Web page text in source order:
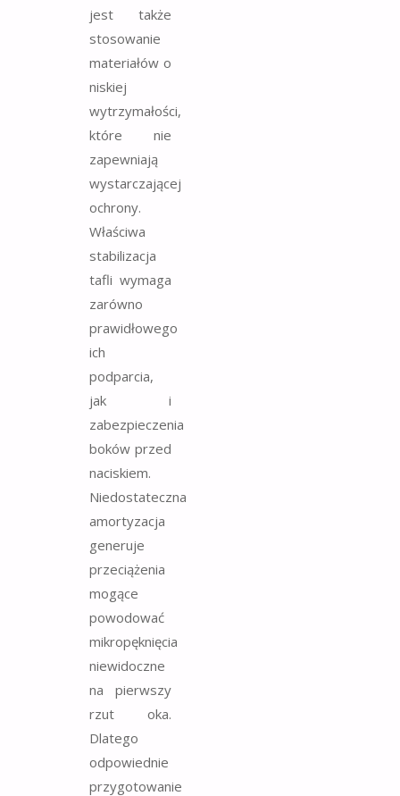
jest także
stosowanie
materiałów o
niskiej
wytrzymałości,
które nie
zapewniają
wystarczającej
ochrony.
Właściwa
stabilizacja
tafli wymaga
zarówno
prawidłowego
ich
podparcia,
jak i
zabezpieczenia
boków przed
naciskiem.
Niedostateczna
amortyzacja
generuje
przeciążenia
mogące
powodować
mikropęknięcia
niewidoczne
na pierwszy
rzut oka.
Dlatego
odpowiednie
przygotowanie